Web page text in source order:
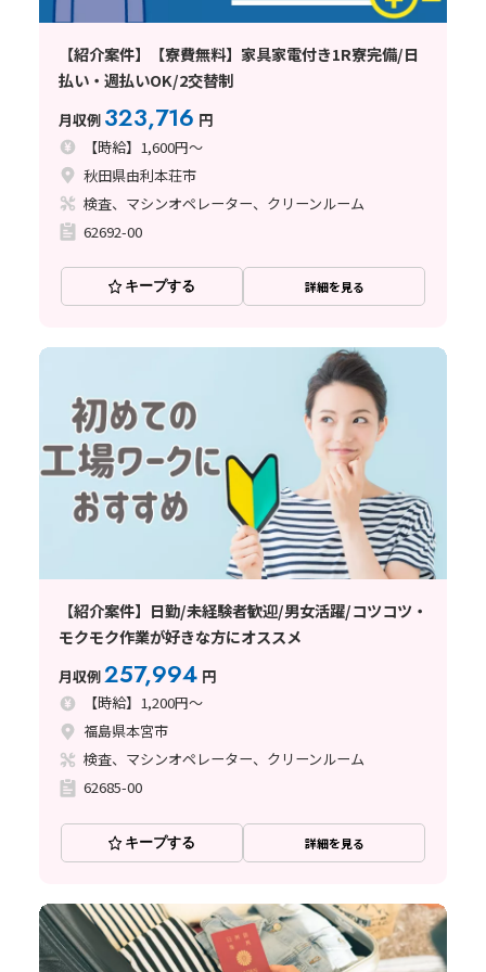
【紹介案件】【寮費無料】家具家電付き1R寮完備/日
払い・週払いOK/2交替制
月収例 323,716 円
【時給】1,600円～
秋田県由利本荘市
検査、マシンオペレーター、クリーンルーム
62692-00
キープする 詳細を見る
【紹介案件】日勤/未経験者歓迎/男女活躍/コツコツ・
モクモク作業が好きな方にオススメ
月収例257,994 円
【時給】1,200円～
福島県本宮市
検査、マシンオペレーター、クリーンルーム
62685-00
キープする 詳細を見る